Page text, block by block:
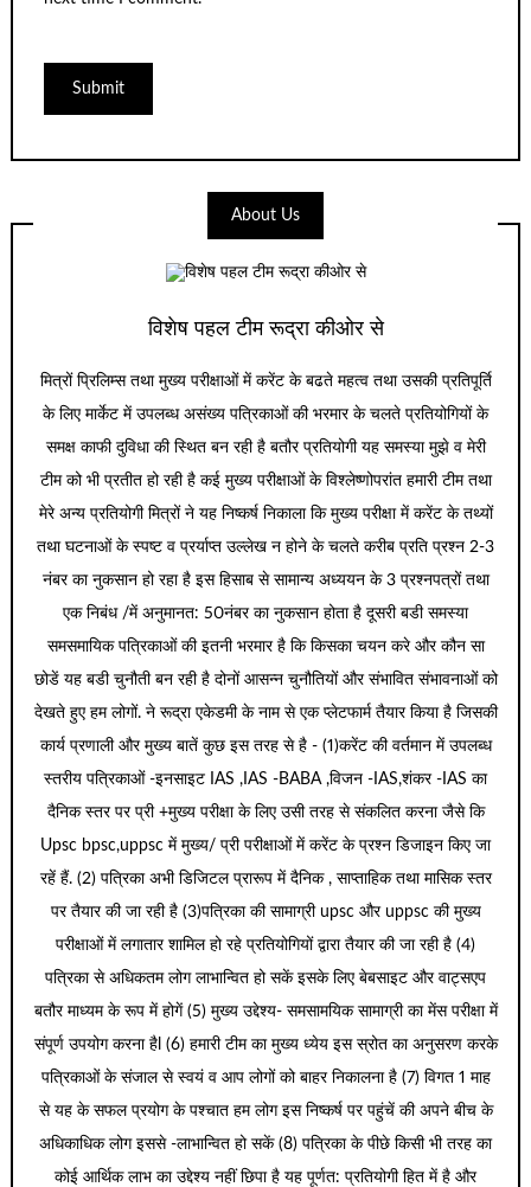
About Us
विशेष पहल टीम रूद्रा कीओर से
मित्रों प्रिलिम्स तथा मुख्य परीक्षाओं में करेंट के बढते महत्व तथा उसकी प्रतिपूर्ति
के लिए मार्केट में उपलब्ध असंख्य पत्रिकाओं की भरमार के चलते प्रतियोगियों के
समक्ष काफी दुविधा की स्थित बन रही है बतौर प्रतियोगी यह समस्या मुझे व मेरी
टीम को भी प्रतीत हो रही है कई मुख्य परीक्षाओं के विश्लेष्णोपरांत हमारी टीम तथा
मेरे अन्य प्रतियोगी मित्रों ने यह निष्कर्ष निकाला कि मुख्य परीक्षा में करेंट के तथ्यों
तथा घटनाओं के स्पष्ट व प्रर्याप्त उल्लेख न होने के चलते करीब प्रति प्रश्न 2-3
नंबर का नुकसान हो रहा है इस हिसाब से सामान्य अध्ययन के 3 प्रश्नपत्रों तथा
एक निबंध /में अनुमानत: 50नंबर का नुकसान होता है दूसरी बडी समस्या
समसमायिक पत्रिकाओं की इतनी भरमार है कि किसका चयन करे और कौन सा
छोडें यह बडी चुनौती बन रही है दोनों आसन्न चुनौतियों और संभावित संभावनाओं को
देखते हुए हम लोगों. ने रूद्रा एकेडमी के नाम से एक प्लेटफार्म तैयार किया है जिसकी
कार्य प्रणाली और मुख्य बातें कुछ इस तरह से है - (1)करेंट की वर्तमान में उपलब्ध
स्तरीय पत्रिकाओं -इनसाइट IAS ,IAS -BABA ,विजन -IAS,शंकर -IAS का
दैनिक स्तर पर प्री +मुख्य परीक्षा के लिए उसी तरह से संकलित करना जैसे कि
Upsc bpsc,uppsc में मुख्य/ प्री परीक्षाओं में करेंट के प्रश्न डिजाइन किए जा
रहें हैं. (2) पत्रिका अभी डिजिटल प्रारूप में दैनिक , साप्ताहिक तथा मासिक स्तर
पर तैयार की जा रही है (3)पत्रिका की सामाग्री upsc और uppsc की मुख्य
परीक्षाओं में लगातार शामिल हो रहे प्रतियोगियों द्वारा तैयार की जा रही है (4)
पत्रिका से अधिकतम लोग लाभान्वित हो सकें इसके लिए बेबसाइट और वाट्सएप
बतौर माध्यम के रूप में होगें (5) मुख्य उद्देश्य- समसामयिक सामाग्री का मेंस परीक्षा में
संपूर्ण उपयोग करना हैl (6) हमारी टीम का मुख्य ध्येय इस स्रोत का अनुसरण करके
पत्रिकाओं के संजाल से स्वयं व आप लोगों को बाहर निकालना है (7) विगत 1 माह
से यह के सफल प्रयोग के पश्चात हम लोग इस निष्कर्ष पर पहुंचें की अपने बीच के
अधिकाधिक लोग इससे -लाभान्वित हो सकें (8) पत्रिका के पीछे किसी भी तरह का
कोई आर्थिक लाभ का उद्देश्य नहीं छिपा है यह पूर्णत: प्रतियोगी हित में है और